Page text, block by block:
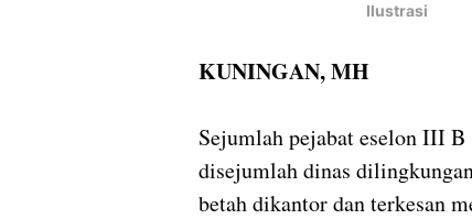
Ilustrasi
KUNINGAN, MH
Sejumlah pejabat eselon III
disejumlah dinas
betah dikantor dan terkesan